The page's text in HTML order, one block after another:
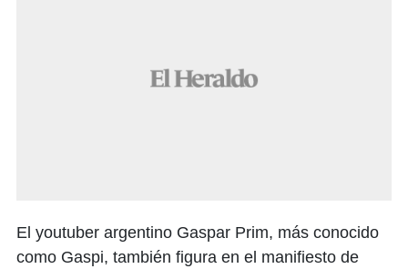
El youtuber argentino Gaspar Prim, más conocido
como Gaspi, también figura en el manifiesto de